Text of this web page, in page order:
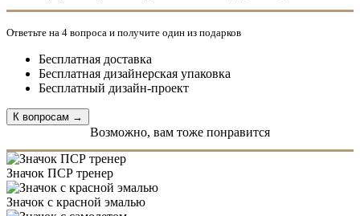
Ответьте на 4 вопроса и получите один из подарков
Бесплатная доставка
Бесплатная дизайнерская упаковка
Бесплатный дизайн-проект
Возможно, вам тоже понравится
Значок ПСР тренер
Значок с красной эмалью